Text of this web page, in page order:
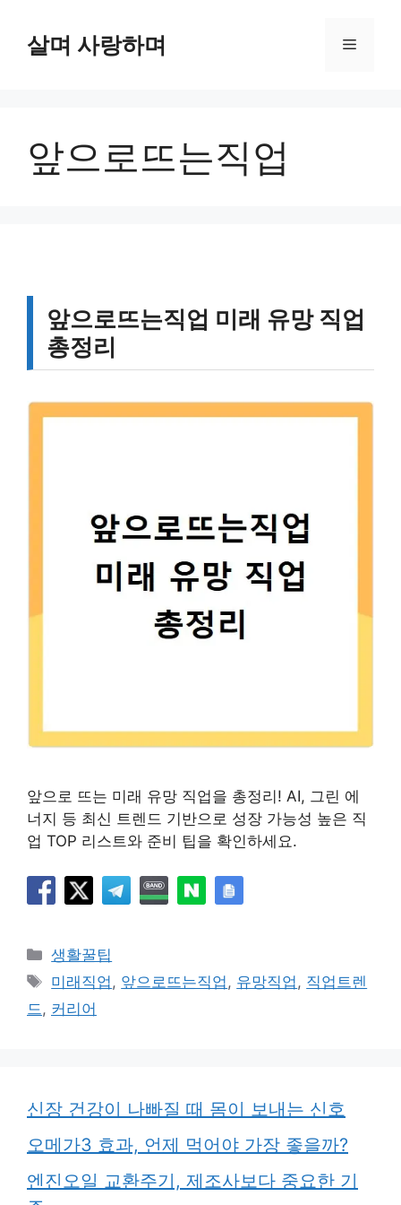
살며 사랑하며 메
앞으로뜨는직업
앞으로뜨는직업 미래 유망 직업
총정리
앞으로 뜨는 미래 유망 직업을 총정리! AI, 그린 에
너지 등 최신 트렌드 기반으로 성장 가능성 높은 직
업 TOP 리스트와 준비 팁을 확인하세요.
카
테
고
리
생활꿀팁
태
그
미래직업 , 앞으로뜨는직업 , 유망직업 , 직업트렌
드 , 커리어
신장 건강이 나빠질 때 몸이 보내는 신호
오메가3 효과, 언제 먹어야 가장 좋을까?
엔진오일 교환주기, 제조사보다 중요한 기